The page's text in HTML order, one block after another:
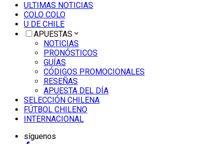
ULTIMAS NOTICIAS
COLO COLO
U DE CHILE
APUESTAS
NOTICIAS
PRONÓSTICOS
GUÍAS
CÓDIGOS PROMOCIONALES
RESEÑAS
APUESTA DEL DÍA
SELECCIÓN CHILENA
FÚTBOL CHILENO
INTERNACIONAL
síguenos